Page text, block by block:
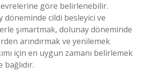
evrelerine göre belirlenebilir.
döneminde cildi besleyici ve
şımartmak, dolunay döneminde
arındırmak ve yenilemek
için en uygun zamanı belirlemek